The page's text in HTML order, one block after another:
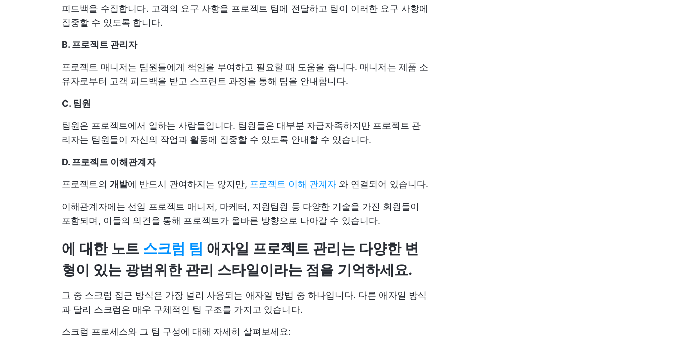
피드백을 수집합니다. 고객의 요구 사항을 프로젝트 팀에 전달하고 팀이 이러한 요구 사항에
집중할 수 있도록 합니다.
B. 프로젝트 관리자
프로젝트 매니저는 팀원들에게 책임을 부여하고 필요할 때 도움을 줍니다. 매니저는 제품 소
유자로부터 고객 피드백을 받고 스프린트 과정을 통해 팀을 안내합니다.
C. 팀원
팀원은 프로젝트에서 일하는 사람들입니다. 팀원들은 대부분 자급자족하지만 프로젝트 관
리자는 팀원들이 자신의 작업과 활동에 집중할 수 있도록 안내할 수 있습니다.
D. 프로젝트 이해관계자
프로젝트의 개발에 반드시 관여하지는 않지만, 프로젝트 이해 관계자 와 연결되어 있습니다.
이해관계자에는 선임 프로젝트 매니저, 마케터, 지원팀원 등 다양한 기술을 가진 회원들이
포함되며, 이들의 의견을 통해 프로젝트가 올바른 방향으로 나아갈 수 있습니다.
에 대한 노트 스크럼 팀 애자일 프로젝트 관리는 다양한 변
형이 있는 광범위한 관리 스타일이라는 점을 기억하세요.
그 중 스크럼 접근 방식은 가장 널리 사용되는 애자일 방법 중 하나입니다. 다른 애자일 방식
과 달리 스크럼은 매우 구체적인 팀 구조를 가지고 있습니다.
스크럼 프로세스와 그 팀 구성에 대해 자세히 살펴보세요: